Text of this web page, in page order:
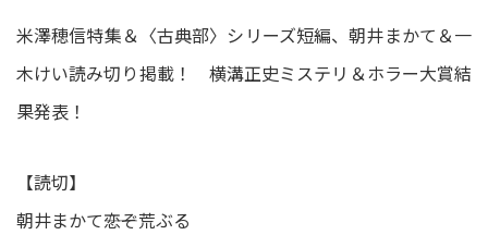
米澤穂信特集＆〈古典部〉シリーズ短編、朝井まかて＆一
木けい読み切り掲載！ 横溝正史ミステリ＆ホラー大賞結
果発表！
【読切】
朝井まかて――恋ぞ荒ぶる